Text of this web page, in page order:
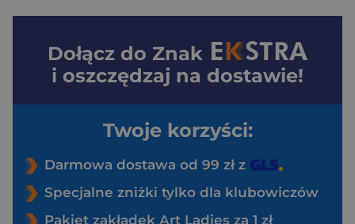
Dołącz do Znak
i oszczędzaj na dostawie!
Twoje korzyści:
Darmowa dostawa od 99 zł z
Specjalne zniżki tylko dla klubowiczów
Pakiet zakładek Art Ladies za 1 zł